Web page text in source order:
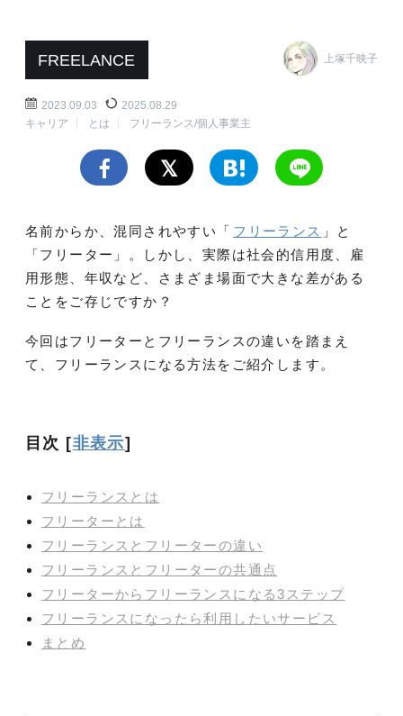
FREELANCE 上塚千映子
2023.09.03
2025.08.29
キャリア
とは フリーランス/個人事業主
名前からか、混同されやすい「 フリーランス 」と
「フリーター」。しかし、実際は社会的信用度、雇
用形態、年収など、さまざま場面で大きな差がある
ことをご存じですか？
今回はフリーターとフリーランスの違いを踏まえ
て、フリーランスになる方法をご紹介します。
目次 [非表示]
フリーランスとは
フリーターとは
フリーランスとフリーターの違い
フリーランスとフリーターの共通点
フリーターからフリーランスになる3ステップ
フリーランスになったら利用したいサービス
まとめ